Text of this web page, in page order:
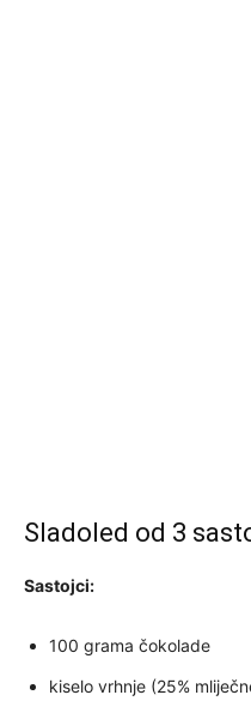
Sladoled od 3
Sastojci:
100 grama čokolade
kiselo vrhnje (25%